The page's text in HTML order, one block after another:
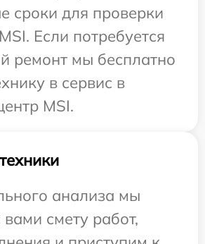
сроки для проверки
Если потребуется
ремонт мы бесплатно
в сервис в
MSI.
анализа мы
вами смету работ,